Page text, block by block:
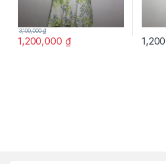
1,200,000 ₫
3,100,000₫